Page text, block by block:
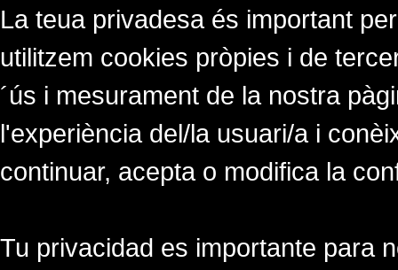
La teua privadesa és important
utilitzem cookies pròpies i de
´ús i mesurament de la nostra
l'experiència del/la usuari/a i
continuar, acepta o modifica la
Tu privacidad es importante para